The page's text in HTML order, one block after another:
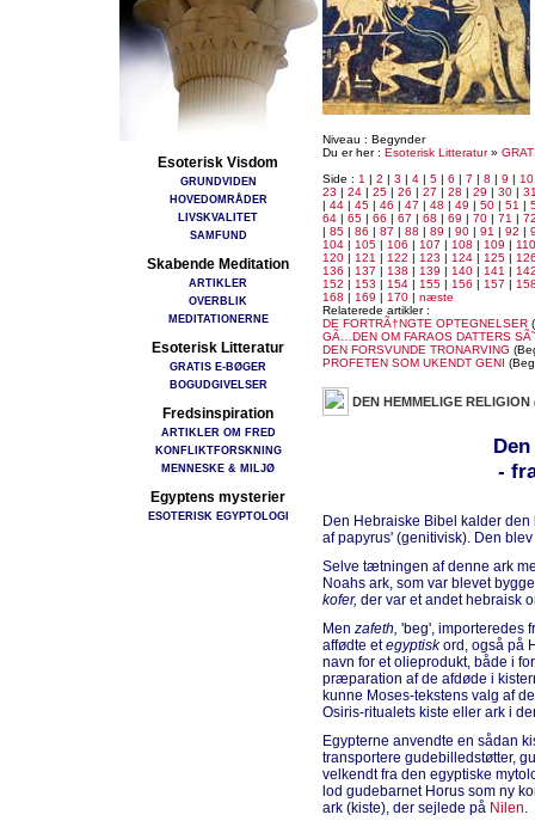
Esoterisk Visdom
GRUNDVIDEN
HOVEDOMRÅDER
LIVSKVALITET
SAMFUND
Skabende Meditation
ARTIKLER
OVERBLIK
MEDITATIONERNE
Esoterisk Litteratur
GRATIS E-BØGER
BOGUDGIVELSER
Fredsinspiration
ARTIKLER OM FRED
KONFLIKTFORSKNING
MENNESKE & MILJØ
Egyptens mysterier
ESOTERISK EGYPTOLOGI
Niveau : Begynder
Du er her : Esoterisk Litteratur»
Side : 1 | 2 | 3 | 4 | 5 | 6 | 7 | 8 | 9 | 10
23 | 24 | 25 | 26 | 27 | 28 | 29 | 30 |
| 44 | 45 | 46 | 47 | 48 | 49 | 50 | 51 |
64 | 65 | 66 | 67 | 68 | 69 | 70 | 71 |
| 85 | 86 | 87 | 88 | 89 | 90 | 91 | 92 |
104 | 105 | 106 | 107 | 108 | 109 | 110
120 | 121 | 122 | 123 | 124 | 125 |
136 | 137 | 138 | 139 | 140 | 141 |
152 | 153 | 154 | 155 | 156 | 157 |
168 | 169 | 170 | næste
Relaterede artikler :
DE FORTRÃ†NGTE OPTEGNELSER
GÃ…DEN OM FARAOS DATTERS
DEN FORSVUNDE TRONARVING
PROFETEN SOM UKENDT GENI
DEN HEMMELIGE RELIGION
-
Den Hebraiske Bibel kalder
af papyrus' (genitivisk). Den
Selve tætningen af denne ark
Noahs ark, som var blevet
kofer, der var et andet hebraisk
Men zafeth, 'beg', importeredes
affødte etegyptiskord, også på
navn for et olieprodukt, både i
præparation af de afdøde i
kunne Moses-tekstens valg af
Osiris-ritualets kiste eller ark i
Egypterne anvendte en sådan
transportere gudebilledstøtter,
velkendt fra den egyptiske
lod gudebarnet Horus som ny
ark (kiste), der sejlede på Nilen.